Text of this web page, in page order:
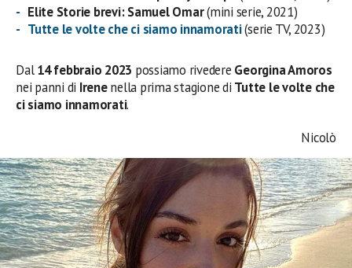
Elite Storie brevi: Samuel Omar(mini serie, 2021)
Tutte le volte che ci siamo innamorati(serie TV, 2023)
Dal14 febbraio 2023 possiamo rivedere Georgina Amoros
nei panni di Irenenella prima stagione di Tutte le volte che
ci siamo innamorati.
Nicolò